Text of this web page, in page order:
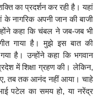
का प्रदर्शन कर रही है। यहां
नागरिक अपनी जान की बाजी
कहा कि चंबल ने जब-जब भी
गाया है। मुझे इस बात की
है। उन्होंने कहा कि भगवान
में शिक्षा ग्रहण की। लेकिन,
तब तक आनंद नहीं आया। चाहे
पटेल का समय हो, या नरेंद्र